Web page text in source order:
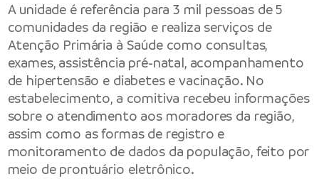
A unidade é referência para 3 mil pessoas de 5
comunidades da região e realiza serviços de
Atenção Primária à Saúde como consultas,
exames, assistência pré-natal, acompanhamento
de hipertensão e diabetes e vacinação. No
estabelecimento, a comitiva recebeu informações
sobre o atendimento aos moradores da região,
assim como as formas de registro e
monitoramento de dados da população, feito por
meio de prontuário eletrônico.